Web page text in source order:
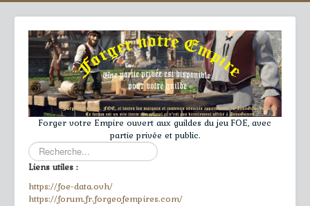
Forger votre Empire ouvert aux guildes du jeu FOE, avec
partie privée et public.
Rechercher
Liens utiles :
https://foe-data.ovh/
https://forum.fr.forgeofempires.com/